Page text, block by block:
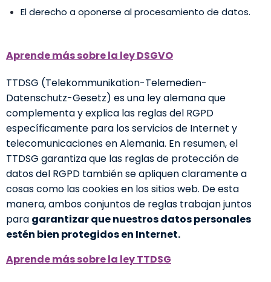
El derecho a oponerse al procesamiento de datos.
Aprende más sobre la ley DSGVO
TTDSG (Telekommunikation-Telemedien-
Datenschutz-Gesetz) es una ley alemana que
complementa y explica las reglas del RGPD
específicamente para los servicios de Internet y
telecomunicaciones en Alemania. En resumen, el
TTDSG garantiza que las reglas de protección de
datos del RGPD también se apliquen claramente a
cosas como las cookies en los sitios web. De esta
manera, ambos conjuntos de reglas trabajan juntos
para garantizar que nuestros datos personales
estén bien protegidos en Internet.
Aprende más sobre la ley TTDSG